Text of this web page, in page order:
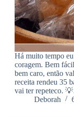
Há muito tempo
coragem. Bem
bem caro, então
receita rendeu 35
vai ter repeteco.
Deborah